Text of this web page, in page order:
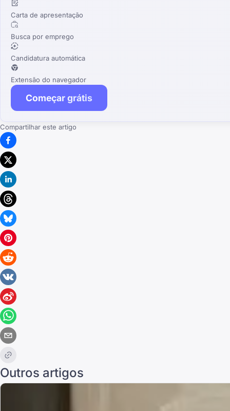
Carta de apresentação
Busca por emprego
Candidatura automática
Extensão do navegador
Começar grátis
Compartilhar este artigo
Outros artigos